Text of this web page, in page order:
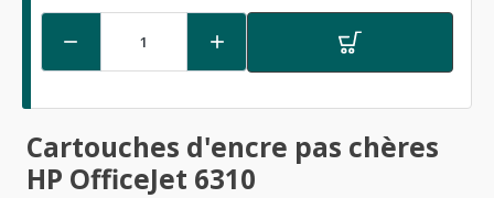
 
Cartouches d'encre pas chères
HP OfficeJet 6310